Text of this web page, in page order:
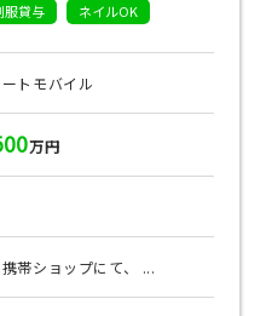
服貸与 ネイルOK
トモバイル
万円
帯ショップにて、 ...